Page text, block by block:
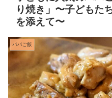
り焼き」〜子どもた
を添えて〜
パパご飯